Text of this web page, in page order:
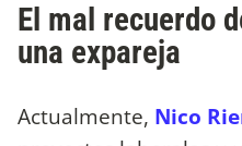
El mal recuerdo
una expareja
Actualmente, Nico